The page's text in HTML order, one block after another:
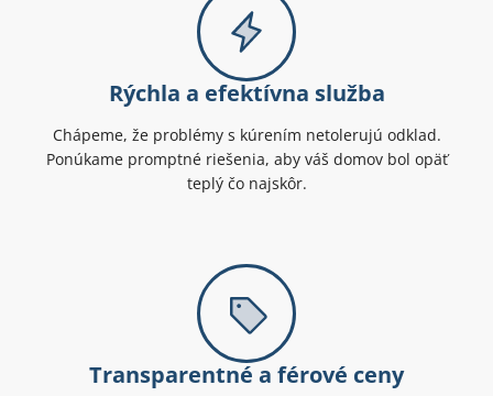
Rýchla a efektívna služba
Chápeme, že problémy s kúrením netolerujú odklad.
Ponúkame promptné riešenia, aby váš domov bol opäť
teplý čo najskôr.
Transparentné a férové ceny